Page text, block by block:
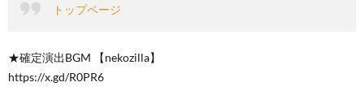
トップページ
★確定演出BGM 【nekozilla】
https://x.gd/R0PR6